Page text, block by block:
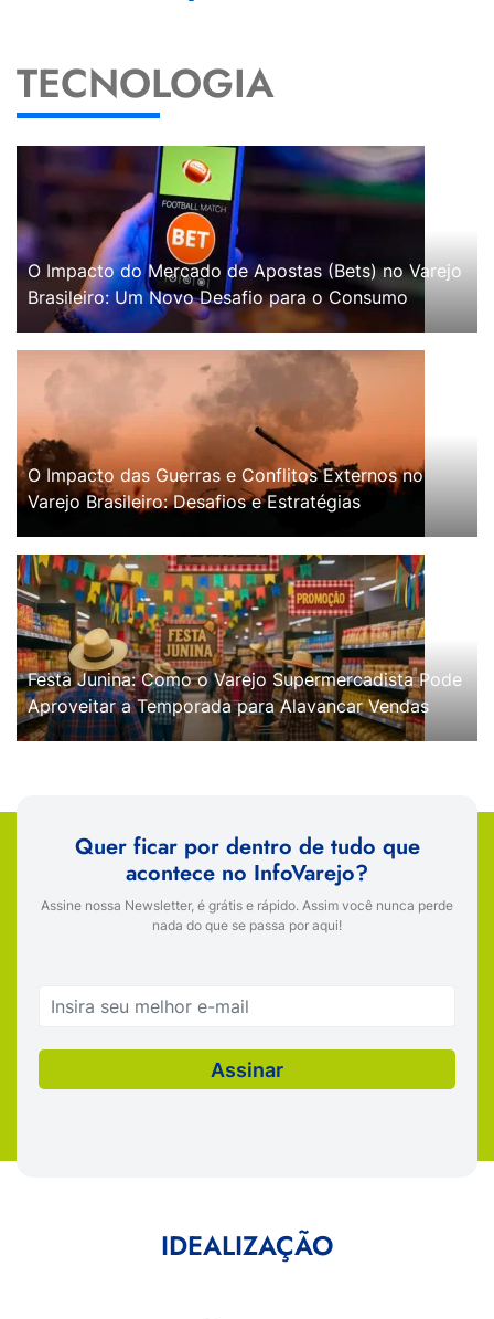
TECNOLOGIA
O Impacto do Mercado de Apostas (Bets) no Varejo
Brasileiro: Um Novo Desafio para o Consumo
O Impacto das Guerras e Conflitos Externos no
Varejo Brasileiro: Desafios e Estratégias
Festa Junina: Como o Varejo Supermercadista Pode
Aproveitar a Temporada para Alavancar Vendas
Quer ficar por dentro de tudo que
acontece no InfoVarejo?
Assine nossa Newsletter, é grátis e rápido. Assim você nunca perde
nada do que se passa por aqui!
IDEALIZAÇÃO